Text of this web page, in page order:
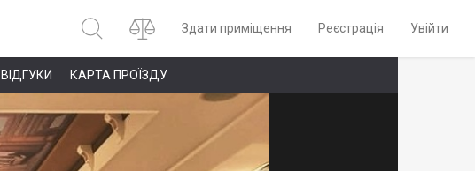
Здати приміщення Реєстрація Увійти
ВІДГУКИ КАРТА ПРОЇЗДУ